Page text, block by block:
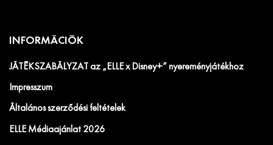
INFORMÁCIÓK
JÁTÉKSZABÁLYZAT az „ELLE x Disney+” nyereményjátékhoz
Impresszum
Általános szerződési feltételek
ELLE Médiaajánlat 2026